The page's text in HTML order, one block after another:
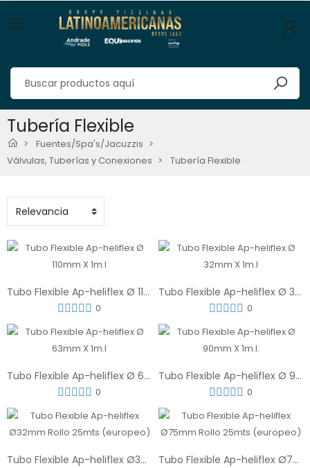
Tubería Flexible
Fuentes/Spa's/Jacuzzis
Válvulas, Tuberías y Conexiones
Tubería Flexible
Tubo Flexible Ap-heliflex Ø 110mm X 1m.l
0
Tubo Flexible Ap-heliflex Ø 32mm X 1m.l
0
Tubo Flexible Ap-heliflex Ø 63mm X 1m.l
0
Tubo Flexible Ap-heliflex Ø 90mm X 1m.l.
0
Tubo Flexible Ap-heliflex Ø32mm Rollo 25mts (europeo) Tubo Flexible Ap-heliflex Ø75mm Rollo 25mts (europeo)